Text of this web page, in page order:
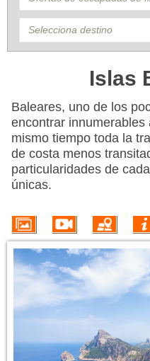
MULTIDESTINO
VACACIONES
CARIBE
OFERTAS
VUELO + HOTEL
PLAYAS
CRUCEROS
CIRCUITOS
DISNEY
TRIP PLANNER
Islas
Baleares, uno de los
encontrar innumerables
mismo tiempo toda la
de costa menos
particularidades de
únicas.